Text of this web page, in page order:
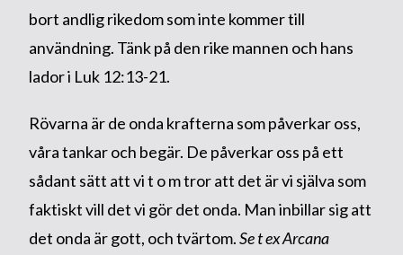
bort andlig rikedom som inte kommer till
användning. Tänk på den rike mannen och hans
lador i Luk 12:13-21.
Rövarna är de onda krafterna som påverkar oss,
våra tankar och begär. De påverkar oss på ett
sådant sätt att vi t o m tror att det är vi själva som
faktiskt vill det vi gör det onda. Man inbillar sig att
det onda är gott, och tvärtom.Se t ex Arcana